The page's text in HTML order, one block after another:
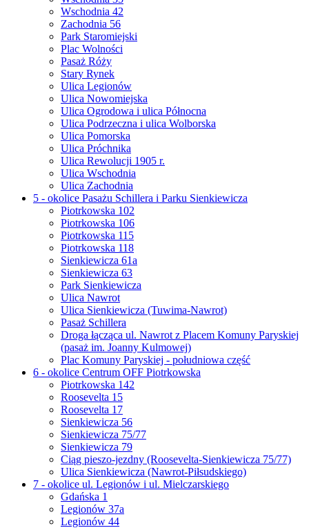
Wschodnia 42
Zachodnia 56
Park Staromiejski
Plac Wolności
Pasaż Róży
Stary Rynek
Ulica Legionów
Ulica Nowomiejska
Ulica Ogrodowa i ulica Północna
Ulica Podrzeczna i ulica Wolborska
Ulica Pomorska
Ulica Próchnika
Ulica Rewolucji 1905 r.
Ulica Wschodnia
Ulica Zachodnia
5 - okolice Pasażu Schillera i Parku Sienkiewicza
Piotrkowska 102
Piotrkowska 106
Piotrkowska 115
Piotrkowska 118
Sienkiewicza 61a
Sienkiewicza 63
Park Sienkiewicza
Ulica Nawrot
Ulica Sienkiewicza (Tuwima-Nawrot)
Pasaż Schillera
Droga łącząca ul. Nawrot z Placem Komuny Paryskiej
(pasaż im. Joanny Kulmowej)
Plac Komuny Paryskiej - południowa część
6 - okolice Centrum OFF Piotrkowska
Piotrkowska 142
Roosevelta 15
Roosevelta 17
Sienkiewicza 56
Sienkiewicza 75/77
Sienkiewicza 79
Ciąg pieszo-jezdny (Roosevelta-Sienkiewicza 75/77)
Ulica Sienkiewicza (Nawrot-Piłsudskiego)
7 - okolice ul. Legionów i ul. Mielczarskiego
Gdańska 1
Legionów 37a
Legionów 44